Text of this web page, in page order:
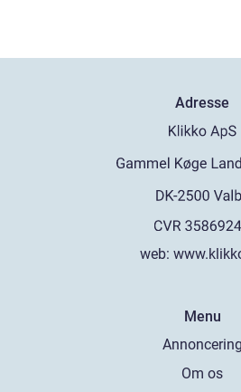
Adresse
web:
Menu
Annoncering
Om os